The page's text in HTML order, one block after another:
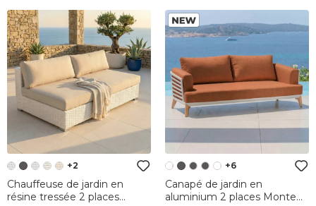
+2
Chauffeuse de jardin en
résine tressée 2 places
+6
Canapé de jardin en
aluminium 2 places Monte